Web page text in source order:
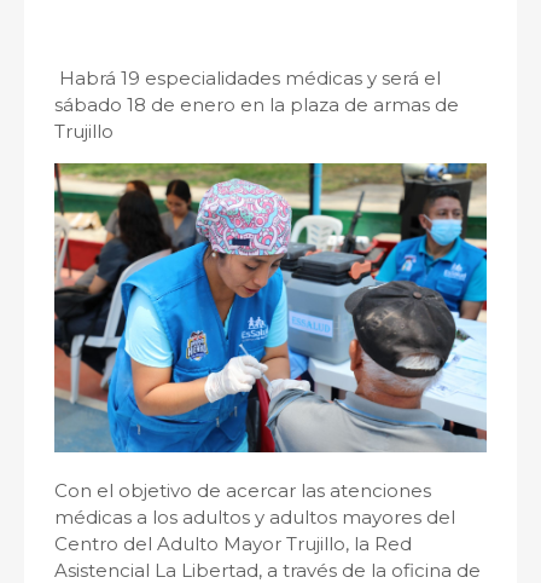
Habrá 19 especialidades médicas y será el
sábado 18 de enero en la plaza de armas de
Trujillo
Con el objetivo de acercar las atenciones
médicas a los adultos y adultos mayores del
Centro del Adulto Mayor Trujillo, la Red
Asistencial La Libertad, a través de la oficina de